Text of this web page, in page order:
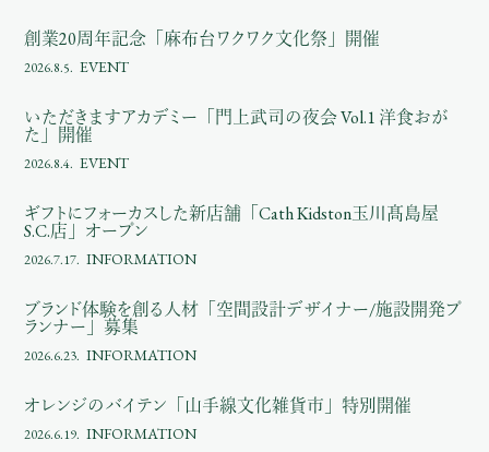
創業20周年記念「麻布台ワクワク文化祭」開催
2026.8.5. EVENT
いただきますアカデミー「門上武司の夜会 Vol.1 洋食おが
た」開催
2026.8.4. EVENT
ギフトにフォーカスした新店舗「Cath Kidston玉川髙島屋
S.C.店」オープン
2026.7.17. INFORMATION
ブランド体験を創る人材「空間設計デザイナー/施設開発プ
ランナー」募集
2026.6.23. INFORMATION
オレンジのバイテン「山手線文化雑貨市」特別開催
2026.6.19. INFORMATION